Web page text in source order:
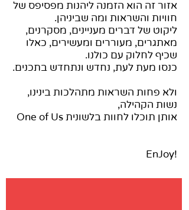
אזור זה הוא הזמנה ליהנות מפסיפס של
חוויות והשראות ומה שביניהן.
ליקוט של דברים מעניינים, מסקרנים,
מאתגרים, מעוררים ומעשירים, כאלו
שכיף לחלוק עם כולנו.
כנסו מעת לעת, נחדש ונתחדש בתכנים.
ולא פחות השראות מתהלכות בינינו,
נשות הקהילה,
!EnJoy